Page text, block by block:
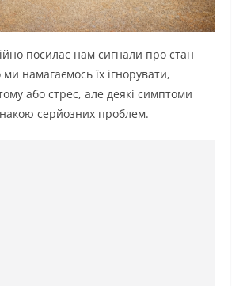
посилає нам сигнали про стан
ми намагаємось їх ігнорувати,
або стрес, але деякі симптоми
серйозних проблем.